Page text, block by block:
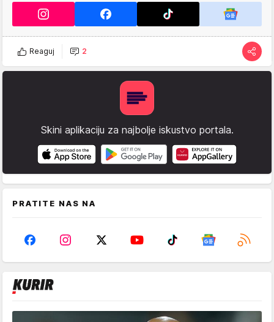
Reaguj 2
Skini aplikaciju za najbolje iskustvo portala.
PRATITE NAS NA